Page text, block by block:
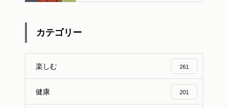
な与え方
カテゴリー
楽しむ 261
健康 201